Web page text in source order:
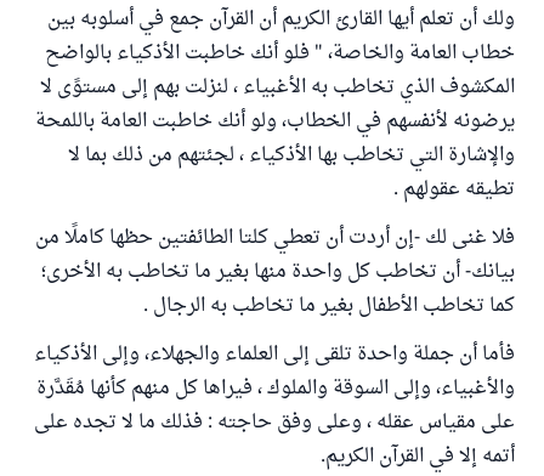
ولك أن تعلم أيها القارئ الكريم أن القرآن جمع في أسلوبه بين
خطاب العامة والخاصة، " فلو أنك خاطبت الأذكياء بالواضح
المكشوف الذي تخاطب به الأغبياء ، لنزلت بهم إلى مستوًى لا
يرضونه لأنفسهم في الخطاب، ولو أنك خاطبت العامة باللمحة
والإشارة التي تخاطب بها الأذكياء ، لجئتهم من ذلك بما لا
تطيقه عقولهم .
فلا غنى لك -إن أردت أن تعطي كلتا الطائفتين حظها كاملًا من
بيانك- أن تخاطب كل واحدة منها بغير ما تخاطب به الأخرى؛
كما تخاطب الأطفال بغير ما تخاطب به الرجال .
فأما أن جملة واحدة تلقى إلى العلماء والجهلاء، وإلى الأذكياء
والأغبياء، وإلى السوقة والملوك ، فيراها كل منهم كأنها مُقَدَّرة
على مقياس عقله ، وعلى وفق حاجته : فذلك ما لا تجده على
أتمه إلا في القرآن الكريم.